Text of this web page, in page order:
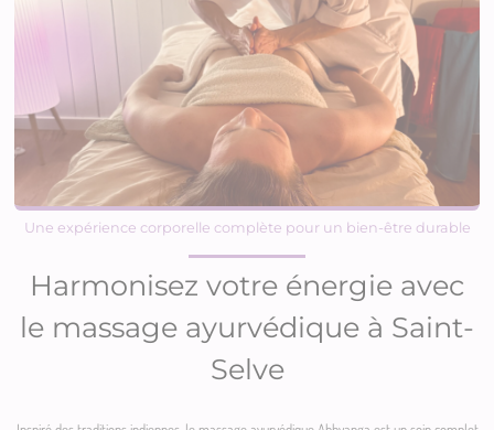
Une expérience corporelle complète pour un bien-être durable
Harmonisez votre énergie avec
le massage ayurvédique à Saint-
Selve